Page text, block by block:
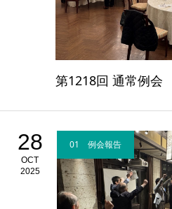
第1218回 通常例会
28
OCT
2025
01 例会報告